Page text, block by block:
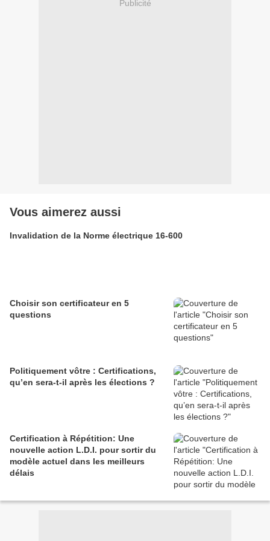
Publicité
Vous aimerez aussi
Invalidation de la Norme électrique 16-600
Choisir son certificateur en 5
questions
Politiquement vôtre : Certifications,
qu’en sera-t-il après les élections ?
Certification à Répétition: Une
nouvelle action L.D.I. pour sortir du
modèle actuel dans les meilleurs
délais